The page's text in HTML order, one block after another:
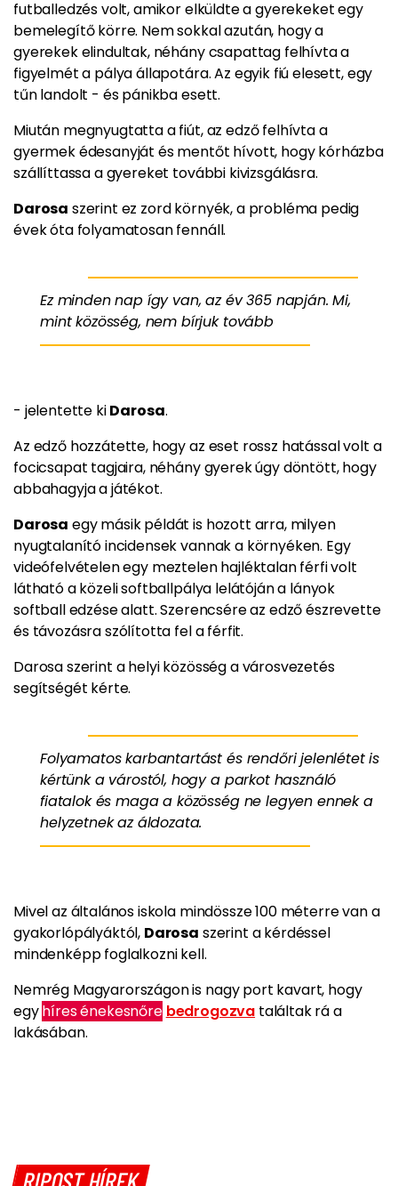
futballedzés volt, amikor elküldte a gyerekeket egy
bemelegítő körre. Nem sokkal azután, hogy a
gyerekek elindultak, néhány csapattag felhívta a
figyelmét a pálya állapotára. Az egyik fiú elesett, egy
tűn landolt - és pánikba esett.
Miután megnyugtatta a fiút, az edző felhívta a
gyermek édesanyját és mentőt hívott, hogy kórházba
szállíttassa a gyereket további kivizsgálásra.
Darosa szerint ez zord környék, a probléma pedig
évek óta folyamatosan fennáll.
Ez minden nap így van, az év 365 napján. Mi,
mint közösség, nem bírjuk tovább
- jelentette kiDarosa.
Az edző hozzátette, hogy az eset rossz hatással volt a
focicsapat tagjaira, néhány gyerek úgy döntött, hogy
abbahagyja a játékot.
Darosa egy másik példát is hozott arra, milyen
nyugtalanító incidensek vannak a környéken. Egy
videófelvételen egy meztelen hajléktalan férfi volt
látható a közeli softballpálya lelátóján a lányok
softball edzése alatt. Szerencsére az edző észrevette
és távozásra szólította fel a férfit.
Darosa szerint a helyi közösség a városvezetés
segítségét kérte.
Folyamatos karbantartást és rendőri jelenlétet is
kértünk a várostól, hogy a parkot használó
fiatalok és maga a közösség ne legyen ennek a
helyzetnek az áldozata.
Mivel az általános iskola mindössze 100 méterre van a
gyakorlópályáktól, Darosa szerint a kérdéssel
mindenképp foglalkozni kell.
Nemrég Magyarországon is nagy port kavart, hogy
egyhíres énekesnőre bedrogozva találtak rá a
lakásában.